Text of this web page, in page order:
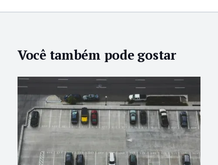
Você também pode gostar